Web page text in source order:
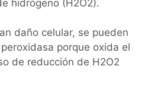
hidrógeno (H2O2).
daño celular, se pueden
porque oxida el
de reducción de H2O2